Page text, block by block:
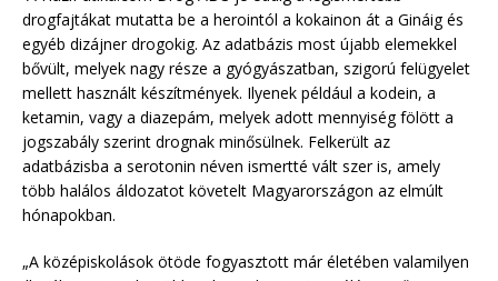
drogfajtákat mutatta be a herointól a kokainon át a Gináig és
egyéb dizájner drogokig. Az adatbázis most újabb elemekkel
bővült, melyek nagy része a gyógyászatban, szigorú felügyelet
mellett használt készítmények. Ilyenek például a kodein, a
ketamin, vagy a diazepám, melyek adott mennyiség fölött a
jogszabály szerint drognak minősülnek. Felkerült az
adatbázisba a serotonin néven ismertté vált szer is, amely
több halálos áldozatot követelt Magyarországon az elmúlt
hónapokban.
„A középiskolások ötöde fogyasztott már életében valamilyen